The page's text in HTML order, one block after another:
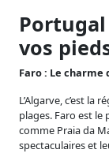
Portugal
vos
Faro : Le charme
L’Algarve, c’est la
plages. Faro est
comme Praia da
spectaculaires et